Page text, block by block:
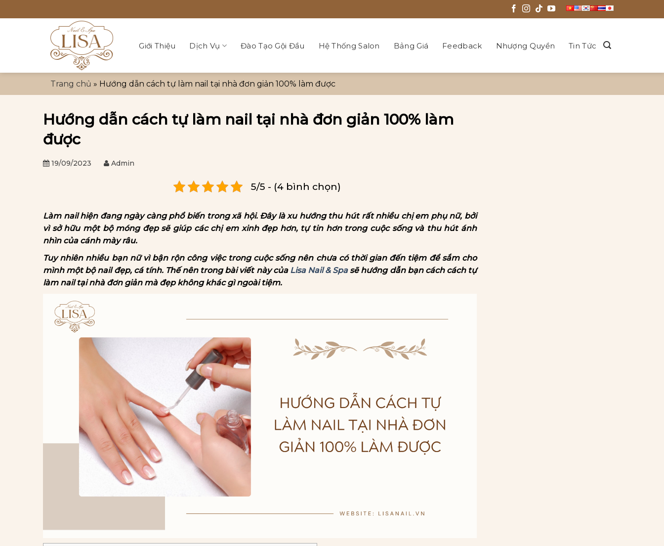
qua
Giới Thiệu Dịch Vụ Đào Tạo Gội Đầu Hệ Thống Salon Bảng Giá Feedback Nhượng Quyền Tin Tức
Trang chủ » Hướng dẫn cách tự làm nail tại nhà đơn giản 100% làm được
Hướng dẫn cách tự làm nail tại nhà đơn giản 100% làm
được
19/09/2023 Admin
5/5 - (4 bình chọn)
Làm nail hiện đang ngày càng phổ biến trong xã hội. Đây là xu hướng thu hút rất nhiều chị em phụ nữ, bởi
vì sở hữu một bộ móng đẹp sẽ giúp các chị em xinh đẹp hơn, tự tin hơn trong cuộc sống và thu hút ánh
nhìn của cánh mày râu.
Tuy nhiên nhiều bạn nữ vì bận rộn công việc trong cuộc sống nên chưa có thời gian đến tiệm để sắm cho
mình một bộ nail đẹp, cá tính. Thế nên trong bài viết này của Lisa Nail & Spasẽ hướng dẫn bạn cách cách tự
làm nail tại nhà đơn giản mà đẹp không khác gì ngoài tiệm.